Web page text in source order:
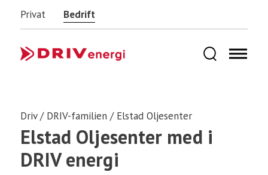
Privat Bedrift
Driv/ DRIV-familien / Elstad Oljesenter
Elstad Oljesenter med i
DRIV energi